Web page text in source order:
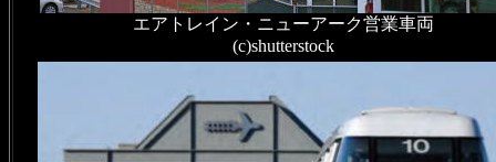
エアトレイン・ニューアーク営業車両
(c)shutterstock